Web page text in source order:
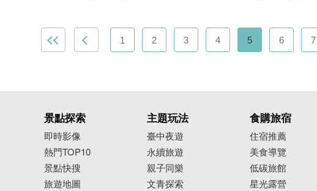
1 2 3 4 5 6 7
景點探索
即時影像
熱門TOP10
景點快搜
旅遊地圖
主題玩法
臺中夜遊
永續旅遊
親子同樂
文青探索
食購旅宿
住宿推薦
美食導覽
低碳旅館
星光露營